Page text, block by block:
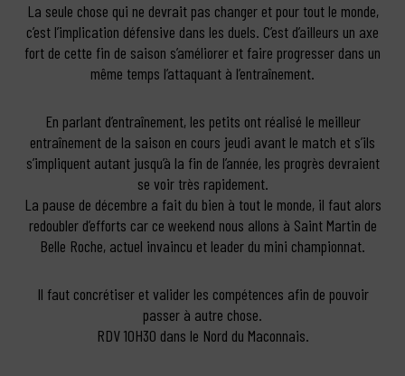
La seule chose qui ne devrait pas changer et pour tout le monde,
c’est l’implication défensive dans les duels. C’est d’ailleurs un axe
fort de cette fin de saison s’améliorer et faire progresser dans un
même temps l’attaquant à l’entraînement.
En parlant d’entraînement, les petits ont réalisé le meilleur
entraînement de la saison en cours jeudi avant le match et s’ils
s’impliquent autant jusqu’à la fin de l’année, les progrès devraient
se voir très rapidement.
La pause de décembre a fait du bien à tout le monde, il faut alors
redoubler d’efforts car ce weekend nous allons à Saint Martin de
Belle Roche, actuel invaincu et leader du mini championnat.
Il faut concrétiser et valider les compétences afin de pouvoir
passer à autre chose.
RDV 10H30 dans le Nord du Maconnais.